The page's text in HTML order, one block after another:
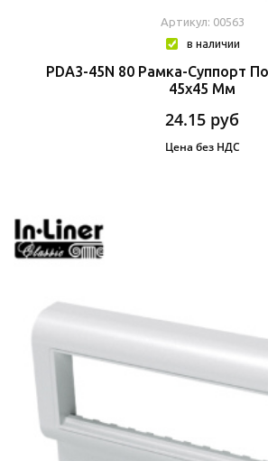
Артикул: 00563
в наличии
PDA3-45N 80 Рамка-Суппорт
45х45 Мм
24.15 руб
Цена без НДС